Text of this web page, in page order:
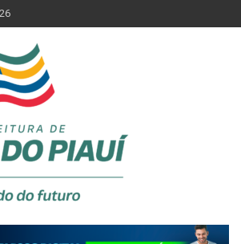
DE LAGOA DO